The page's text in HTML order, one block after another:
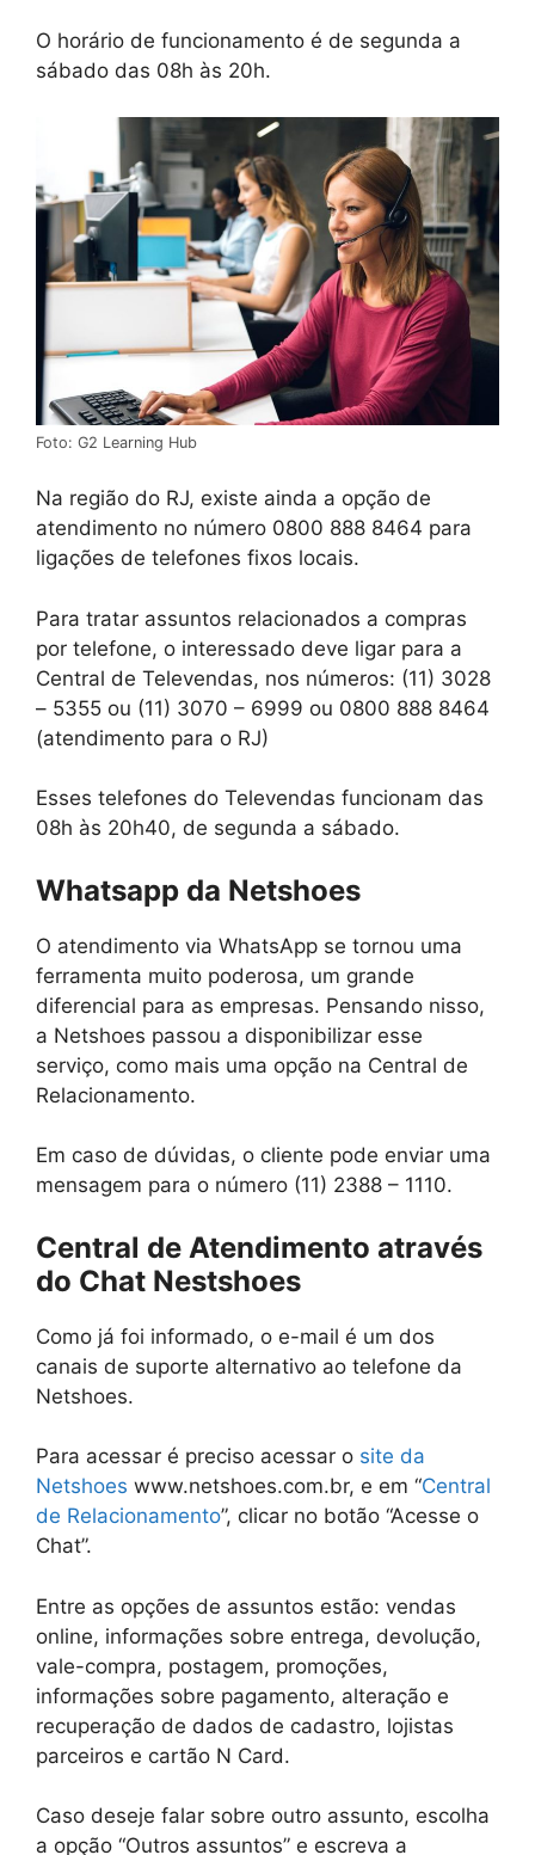
O horário de funcionamento é de segunda a
sábado das 08h às 20h.
Foto: G2 Learning Hub
Na região do RJ, existe ainda a opção de
atendimento no número 0800 888 8464 para
ligações de telefones fixos locais.
Para tratar assuntos relacionados a compras
por telefone, o interessado deve ligar para a
Central de Televendas, nos números: (11) 3028
– 5355 ou (11) 3070 – 6999 ou 0800 888 8464
(atendimento para o RJ)
Esses telefones do Televendas funcionam das
08h às 20h40, de segunda a sábado.
Whatsapp da Netshoes
O atendimento via WhatsApp se tornou uma
ferramenta muito poderosa, um grande
diferencial para as empresas. Pensando nisso,
a Netshoes passou a disponibilizar esse
serviço, como mais uma opção na Central de
Relacionamento.
Em caso de dúvidas, o cliente pode enviar uma
mensagem para o número (11) 2388 – 1110.
Central de Atendimento através
do Chat Nestshoes
Como já foi informado, o e-mail é um dos
canais de suporte alternativo ao telefone da
Netshoes.
Para acessar é preciso acessar o site da
Netshoes www.netshoes.com.br, e em “Central
de Relacionamento”, clicar no botão “Acesse o
Chat”.
Entre as opções de assuntos estão: vendas
online, informações sobre entrega, devolução,
vale-compra, postagem, promoções,
informações sobre pagamento, alteração e
recuperação de dados de cadastro, lojistas
parceiros e cartão N Card.
Caso deseje falar sobre outro assunto, escolha
a opção “Outros assuntos” e escreva a